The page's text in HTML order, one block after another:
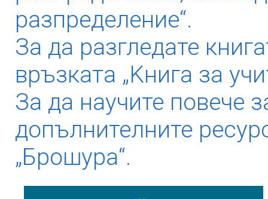
разпределение“.
За да разгледате
връзката „Kнига за
За да научите повече
допълнителните
„Брошура“.